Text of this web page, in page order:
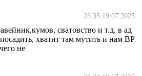
23:35 19.07.2025
сватовство и т.д. в ад
хватит там мутить и нам ВР
не